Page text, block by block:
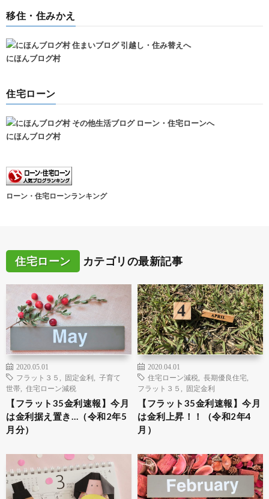
移住・住みかえ
にほんブログ村
住宅ローン
にほんブログ村
ローン・住宅ローンランキング
住宅ローン カテゴリの最新記事
2020.05.01
フラット３５
固定金利
子育て
世帯
住宅ローン減税
【フラット35金利速報】今月
は金利据え置き…（令和2年5
月分）
2020.04.01
住宅ローン減税
長期優良住宅
フラット３５
固定金利
【フラット35金利速報】今月
は金利上昇！！（令和2年4
月）